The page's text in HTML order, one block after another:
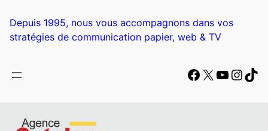
Depuis 1995, nous vous accompagnons dans vos
stratégies de communication papier, web & TV
Facebook
X